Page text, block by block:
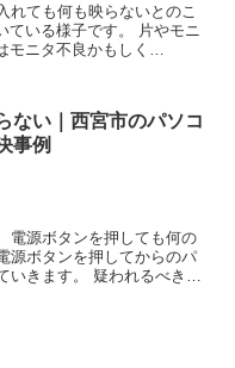
れても何も映らないとのこ
ている様子です。 片やモニ
モニタ不良かもしく
ない｜西宮市のパソコ
事例
電源ボタンを押しても何の
源ボタンを押してからのパ
いきます。 疑われるべき故